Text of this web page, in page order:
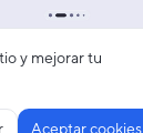
y mejorar tu
Aceptar cookies